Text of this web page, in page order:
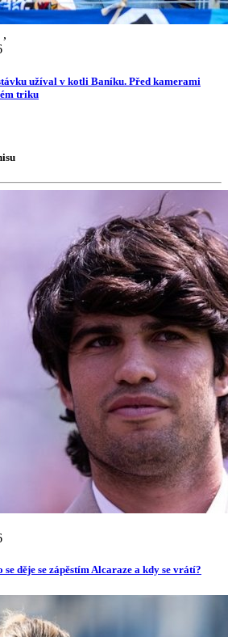
,
užíval v kotli Baníku. Před kamerami
triku
se děje se zápěstím Alcaraze a kdy se vrátí?